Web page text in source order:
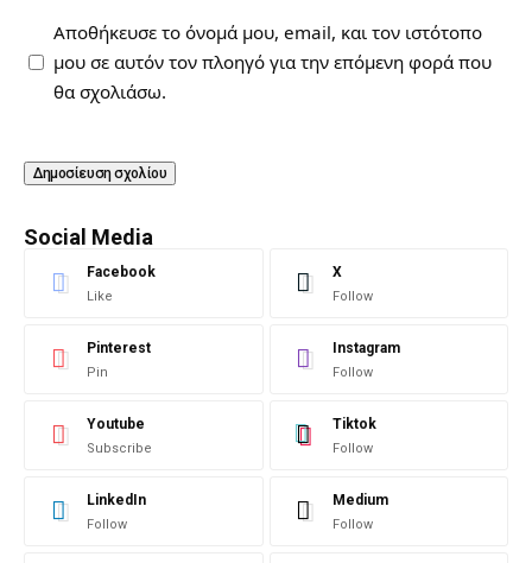
Αποθήκευσε το όνομά μου, email, και τον ιστότοπο
μου σε αυτόν τον πλοηγό για την επόμενη φορά που
θα σχολιάσω.
Social Media
Facebook
Like
X
Follow
Pinterest
Pin
Instagram
Follow
Youtube
Subscribe
Tiktok
Follow
LinkedIn
Follow
Medium
Follow